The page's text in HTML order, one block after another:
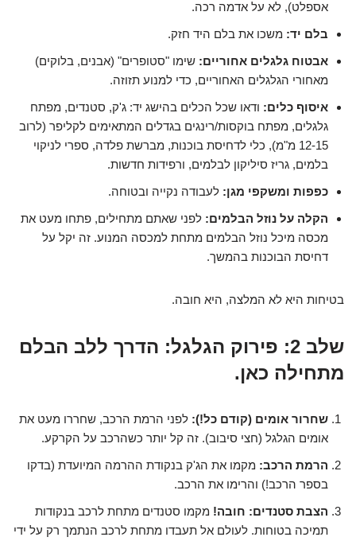
אספלט), לא על אדמה רכה.
בלם יד: משכו את בלם היד חזק.
אבטוח גלגלים אחוריים: שימו "סטופרים" (אבנים, בלוקים)
מאחורי הגלגלים האחוריים, כדי למנוע תזוזה.
איסוף כלים: ודאו שכל הכלים בהישג יד: ג'ק, סטנדים, מפתח
גלגלים, מפתח בוקסות/רינגים בגדלים המתאימים לקליפר (לרוב
12-15 מ"מ), כלי לדחיסת בוכנות, מברשת פלדה, ספרי לניקוי
בלמים, גריז סיליקון לבלמים, ורפידות חדשות.
כפפות ומשקפי מגן: לעבודה נקייה ובטוחה.
הקלה על נוזל הבלמים: לפני שאתם מתחילים, פתחו מעט את
מכסה מיכל נוזל הבלמים מתחת למכסה המנוע. זה יקל על
דחיסת הבוכנות בהמשך.
בטיחות היא לא המלצה, היא חובה.
שלב 2: פירוק הגלגל: הדרך ללב הבלם
מתחילה כאן.
שחרור אומים (קודם כל!): לפני הרמת הרכב, שחררו מעט את
אומים הגלגל (חצי סיבוב). זה קל יותר כשהרכב על הקרקע.
הרמת הרכב: מקמו את הג'ק בנקודת ההרמה המיועדת (בדקו
בספר הרכב!) והרימו את הרכב.
הצבת סטנדים: חובה! מקמו סטנדים מתחת לרכב בנקודות
תמיכה בטוחות. לעולם אל תעבדו מתחת לרכב הנתמך רק על ידי